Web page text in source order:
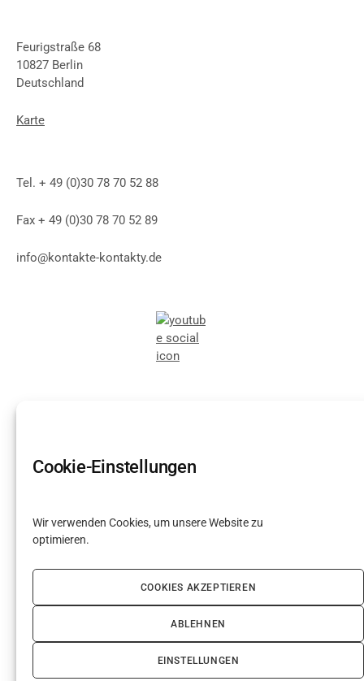
Cookie-Einstellungen
Wir verwenden Cookies, um unsere Website zu
optimieren.
COOKIES AKZEPTIEREN
ABLEHNEN
EINSTELLUNGEN
Feurigstraße 68
10827 Berlin
Deutschland
Karte
Tel. + 49 (0)30 78 70 52 88
Fax + 49 (0)30 78 70 52 89
info@kontakte-kontakty.de
Meldungen
Impressum Datenschutz Cookie-Richtlinie (EU)